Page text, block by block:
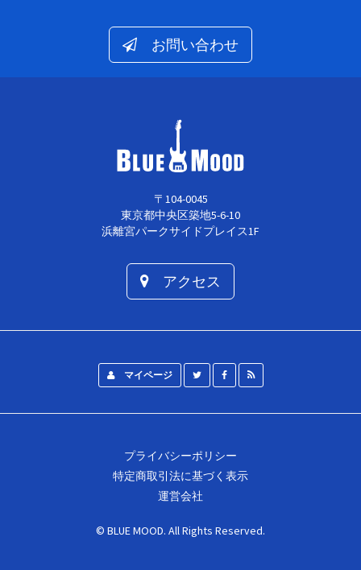
お問い合わせ
〒104-0045
東京都中央区築地5-6-10
浜離宮パークサイドプレイス1F
アクセス
マイページ
プライバシーポリシー
特定商取引法に基づく表示
運営会社
© BLUE MOOD. All Rights Reserved.